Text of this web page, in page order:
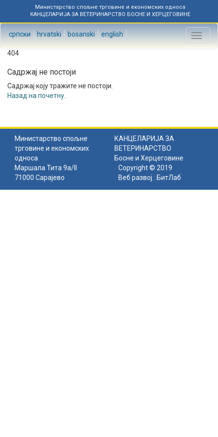
Министарство спољне трговине и економских односа
КАНЦЕЛАРИЈА ЗА ВЕТЕРИНАРСТВО БОСНЕ И ХЕРЦЕГОВИНЕ
српски hrvatski bosanski english
Toggle
404
Садржај не постоји
Садржај коју тражите не постоји.
Назад на почетну
Министарство спољне
трговине и економских
односа
КАНЦЕЛАРИЈА ЗА
ВЕТЕРИНАРСТВО
Босне и Херцеговине
Маршала Тита 9а/II
71000 Сарајево
Copyright © 2019
Веб развој : БитЛаб